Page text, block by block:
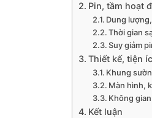
Pin, tầm hoạt
Dung
Thời gian
Suy giảm
Thiết kế, tiện
Khung
Màn hình,
Không
Kết luận